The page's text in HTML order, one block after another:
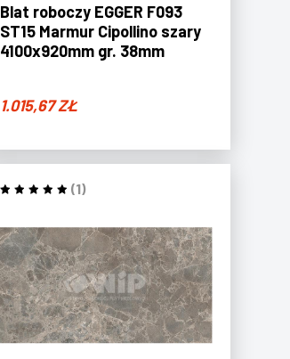
Blat roboczy EGGER F093
ST15 Marmur Cipollino szary
4100x920mm gr. 38mm
1.015,67ZŁ
(1)